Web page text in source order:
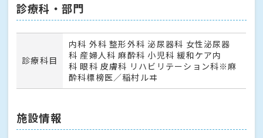
診療科・部門
診療科目
内科 外科 整形外科 泌尿器科 女性泌尿器
科 産婦人科 麻酔科 小児科 緩和ケア内
科 眼科 皮膚科 リハビリテーション科※麻
酔科標榜医／稲村ルヰ
施設情報